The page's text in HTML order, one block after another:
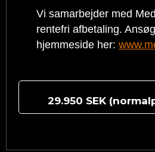
Vi samarbejder med
rentefri afbetaling.
hjemmeside her:
29.950 SEK